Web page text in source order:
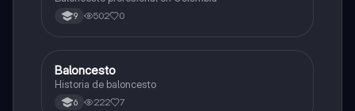
9 502 0
Educación Física
Baloncesto
Historia de baloncesto
6 222 7